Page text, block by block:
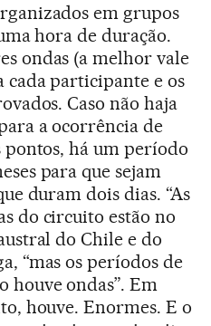
em grupos
hora de duração.
ondas (a melhor vale
cada participante e os
Caso não haja
a ocorrência de
pontos, há um período
para que sejam
duram dois dias. “As
do circuito estão no
do Chile e do
“mas os períodos de
houve ondas”. Em
houve. Enormes. E o